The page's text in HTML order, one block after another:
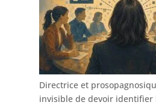
Directrice et
invisible de devoir identifier